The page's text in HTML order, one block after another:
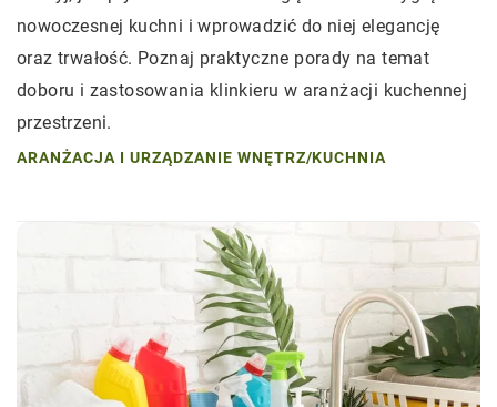
nowoczesnej kuchni i wprowadzić do niej elegancję
oraz trwałość. Poznaj praktyczne porady na temat
doboru i zastosowania klinkieru w aranżacji kuchennej
przestrzeni.
ARANŻACJA I URZĄDZANIE WNĘTRZ/KUCHNIA